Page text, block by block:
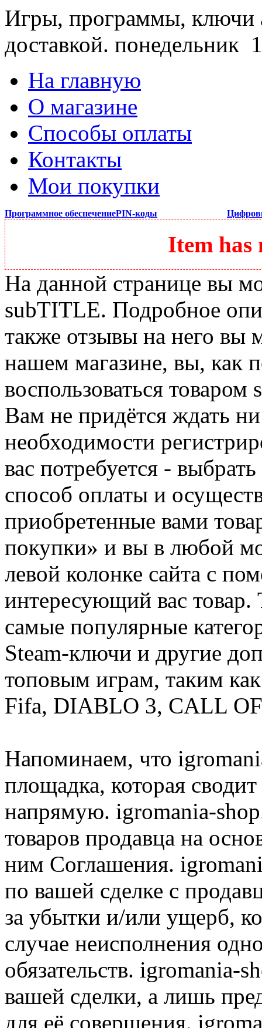
Игры, программы, ключи
доставкой. понедельник
На главную
О магазине
Способы оплаты
Контакты
Мои покупки
Программное обеспечениеPIN-коды
Item has
На данной странице вы
subTITLE. Подробное
также отзывы на него вы
нашем магазине, вы, как
воспользоваться
Вам не придётся ждать
необходимости
вас потребуется -
способ оплаты и
приобретенные вами
покупки» и вы в любой
левой колонке сайта с
интересующий вас
самые популярные
Steam-ключи и другие
топовым играм, таким
Fifa, DIABLO 3, CALL
Напоминаем, что
площадка, которая
напрямую. igromania-
товаров продавца на
ним Соглашения.
по вашей сделке с
за убытки и/или ущерб,
случае неисполнения
обязательств. igromania-
вашей сделки, а лишь
для её совершения.